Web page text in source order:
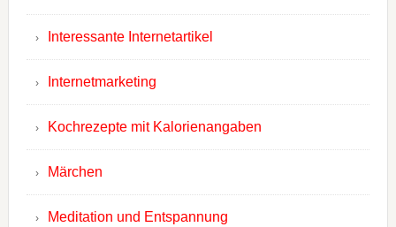
Interessante Internetartikel
Internetmarketing
Kochrezepte mit Kalorienangaben
Märchen
Meditation und Entspannung